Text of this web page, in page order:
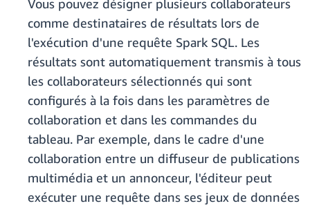
Vous pouvez désigner plusieurs collaborateurs
comme destinataires de résultats lors de
l'exécution d'une requête Spark SQL. Les
résultats sont automatiquement transmis à tous
les collaborateurs sélectionnés qui sont
configurés à la fois dans les paramètres de
collaboration et dans les commandes du
tableau. Par exemple, dans le cadre d'une
collaboration entre un diffuseur de publications
multimédia et un annonceur, l'éditeur peut
exécuter une requête dans ses jeux de données